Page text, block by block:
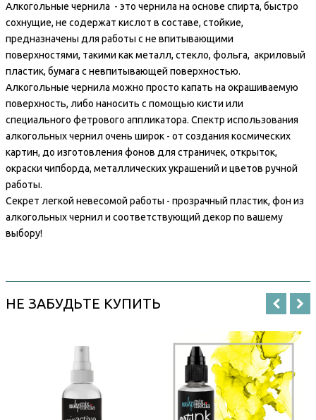
Алкогольные чернила - это чернила на основе спирта, быстро
сохнущие, не содержат кислот в составе, стойкие,
предназначены для работы с не впитывающими
поверхностями, такими как металл, стекло, фольга, акриловый
пластик, бумага с невпитывающей поверхностью.
Алкогольные чернила можно просто капать на окрашиваемую
поверхность, либо наносить с помощью кисти или
специального фетрового аппликатора. Спектр использования
алкогольных чернил очень широк - от создания космических
картин, до изготовления фонов для страничек, открыток,
окраски чипборда, металлических украшений и цветов ручной
работы.
Секрет легкой невесомой работы - прозрачный пластик, фон из
алкогольных чернил и соответствующий декор по вашему
выбору!
НЕ ЗАБУДЬТЕ КУПИТЬ